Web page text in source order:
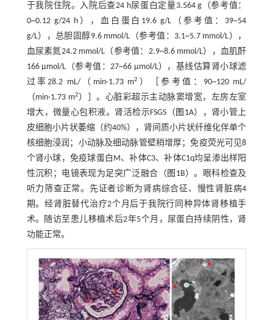
于我院住院。入院后查24 h尿蛋白定量3.564 g（参考值：
0~0.12 g/24 h），血白蛋白19.6 g/L（参考值：39~54
g/L），总胆固醇9.6 mmol/L（参考值：3.1~5.7 mmol/L），
血尿素氮24.2 mmol/L（参考值：2.9~8.6 mmol/L），血肌酐
166 μmol/L（参考值：27~66 μmol/L），基线估算肾小球滤
过率28.2 mL/（min·1.73 m2 ）［参考值：90~120 mL/
（min·1.73 m2 ）］。心脏彩超示主动脉窦增宽，左房左室
增大，微量心包积液。肾活检示FSGS（ 图1A），肾小管上
皮细胞小片状萎缩（约40%），肾间质小片状纤维化伴单个
核细胞浸润；小动脉及细动脉管壁稍增厚；免疫荧光可见8
个肾小球，免疫球蛋白M、补体C3、补体C1q均呈渗出样阳
性沉积；电镜表现为足突广泛融合（ 图1B）。眼科检查及
听力筛查正常。先证者诊断为肾病综合征、慢性肾脏病4
期。经肾脏替代治疗2个月后于我院行同种异体肾移植手
术。随访至患儿移植术后2年5个月，尿蛋白持续阴性，肾
功能正常。